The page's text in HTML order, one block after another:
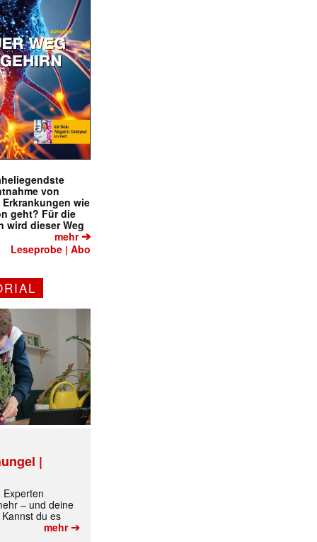
von
wie
geht? Für die
wird dieser Weg
mehr➔
Leseprobe |Abo
|
Experten
– und deine
du es
mehr➔